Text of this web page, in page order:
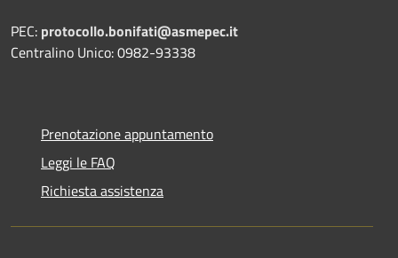
PEC: protocollo.bonifati@asmepec.it
Centralino Unico: 0982-93338
Prenotazione appuntamento
Leggi le FAQ
Richiesta assistenza